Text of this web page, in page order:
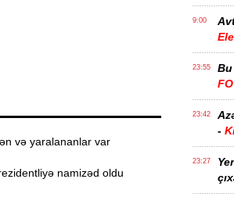
və yaralananlar var
namizəd oldu
9:00
23:55
23:42
-
23:27